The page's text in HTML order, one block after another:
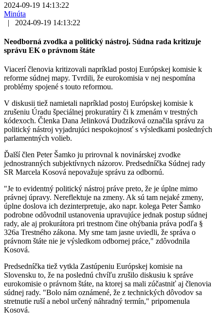
2024-09-19 14:13:22
Minúta
|
2024-09-19 14:13:22
Neodborná zvodka a politický nástroj. Súdna rada kritizuje
správu EK o právnom štáte
Viacerí členovia kritizovali napríklad postoj Európskej komisie k
reforme súdnej mapy. Tvrdili, že eurokomisia v nej nespomína
problémy spojené s touto reformou.
V diskusii tiež namietali napríklad postoj Európskej komisie k
zrušeniu Úradu špeciálnej prokuratúry či k zmenám v trestných
kódexoch. Členka Dana Jelinková Dudzíková označila správu za
politický nástroj vyjadrujúci nespokojnosť s výsledkami posledných
parlamentných volieb.
Ďalší člen Peter Šamko ju prirovnal k novinárskej zvodke
jednostranných subjektívnych názorov. Predsedníčka Súdnej rady
SR Marcela Kosová nepovažuje správu za odbornú.
"Je to evidentný politický nástroj práve preto, že je úplne mimo
právnej úpravy. Nereflektuje na zmeny. Ak sú tam nejaké zmeny,
úplne doslova ich dezinterpretuje, ako napr. kolega Peter Šamko
podrobne odôvodnil ustanovenia upravujúce jednak postup súdnej
rady, ale aj prokurátora pri trestnom čine ohýbania práva podľa §
326a Trestného zákona. My sme tam jasne uviedli, že správa o
právnom štáte nie je výsledkom odbornej práce," zdôvodnila
Kosová.
Predsedníčka tiež vytkla Zastúpeniu Európskej komisie na
Slovensku to, že na poslednú chvíľu zrušilo diskusiu k správe
eurokomisie o právnom štáte, na ktorej sa mali zúčastniť aj členovia
súdnej rady. "Bolo nám oznámené, že z technických dôvodov sa
stretnutie ruší a nebol určený náhradný termín," pripomenula
Kosová.